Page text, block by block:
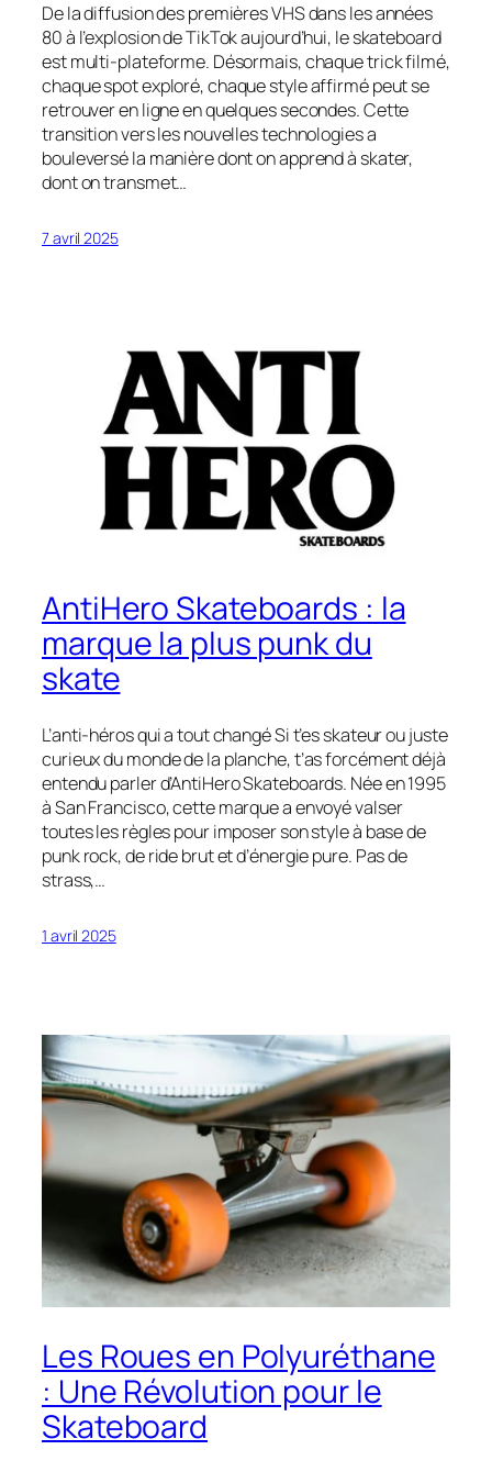
De la diffusion des premières VHS dans les années
80 à l’explosion de TikTok aujourd’hui, le skateboard
est multi-plateforme. Désormais, chaque trick filmé,
chaque spot exploré, chaque style affirmé peut se
retrouver en ligne en quelques secondes. Cette
transition vers les nouvelles technologies a
bouleversé la manière dont on apprend à skater,
dont on transmet…
7 avril 2025
AntiHero Skateboards : la
marque la plus punk du
skate
L’anti-héros qui a tout changé Si t’es skateur ou juste
curieux du monde de la planche, t’as forcément déjà
entendu parler d’AntiHero Skateboards. Née en 1995
à San Francisco, cette marque a envoyé valser
toutes les règles pour imposer son style à base de
punk rock, de ride brut et d’énergie pure. Pas de
strass,…
1 avril 2025
Les Roues en Polyuréthane
: Une Révolution pour le
Skateboard